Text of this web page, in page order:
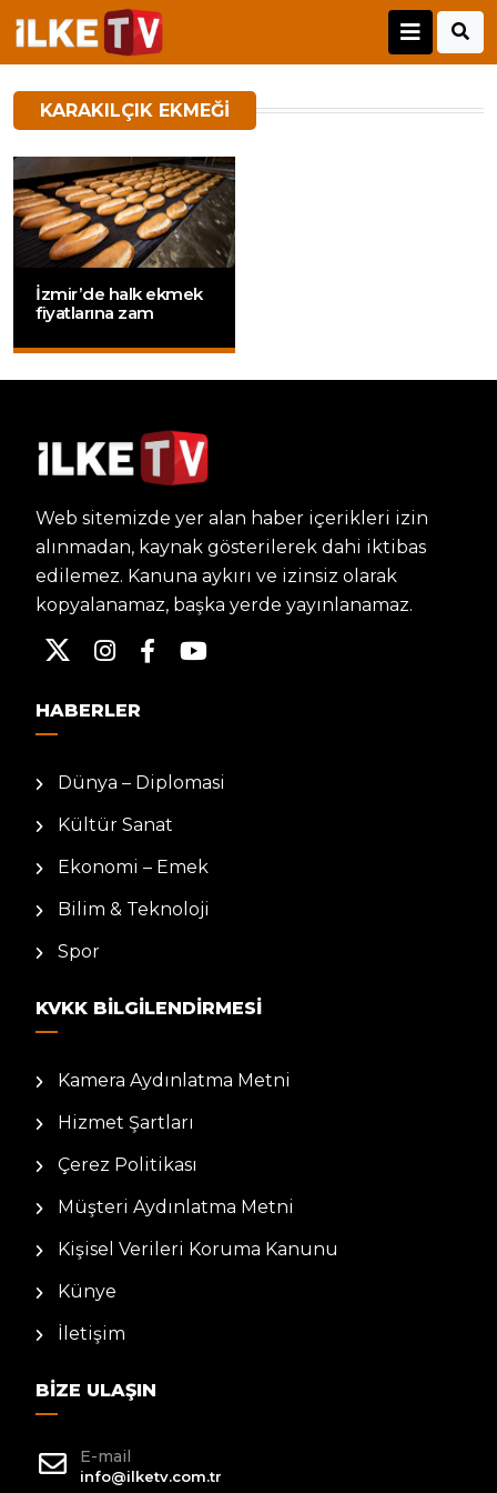
KARAKILÇIK EKMEĞI
İzmir’de halk ekmek
fiyatlarına zam
Web sitemizde yer alan haber içerikleri izin
alınmadan, kaynak gösterilerek dahi iktibas
edilemez. Kanuna aykırı ve izinsiz olarak
kopyalanamaz, başka yerde yayınlanamaz.
HABERLER
Dünya – Diplomasi
Kültür Sanat
Ekonomi – Emek
Bilim & Teknoloji
Spor
KVKK BILGILENDIRMESI
Kamera Aydınlatma Metni
Hizmet Şartları
Çerez Politikası
Müşteri Aydınlatma Metni
Kişisel Verileri Koruma Kanunu
Künye
İletişim
BIZE ULAŞIN
E-mail
info@ilketv.com.tr